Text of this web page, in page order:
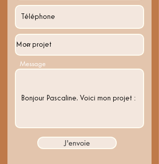
Message
J'envoie